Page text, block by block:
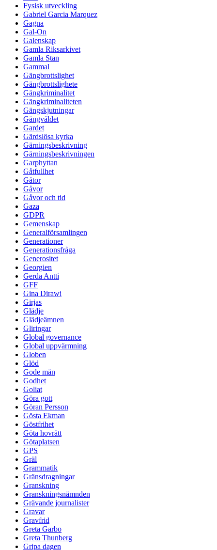
Fysisk utveckling
Gabriel Garcia Marquez
Gagna
Gal-On
Galenskap
Gamla Riksarkivet
Gamla Stan
Gammal
Gängbrottslighet
Gängbrottslighete
Gängkriminalitet
Gängkriminaliteten
Gängskjutningar
Gängvåldet
Gardet
Gärdslösa kyrka
Gärningsbeskrivning
Gärningsbeskrivningen
Garphyttan
Gåtfullhet
Gåtor
Gåvor
Gåvor och tid
Gaza
GDPR
Gemenskap
Generalförsamlingen
Generationer
Generationsfråga
Generositet
Georgien
Gerda Antti
GFF
Gina Dirawi
Girjas
Glädje
Glädjeämnen
Gliringar
Global governance
Global uppvärmning
Globen
Glöd
Gode män
Godhet
Goliat
Göra gott
Göran Persson
Gösta Ekman
Göstfrihet
Göta hovrätt
Götaplatsen
GPS
Gräl
Grammatik
Gränsdragningar
Granskning
Granskningsnämnden
Grävande journalister
Gravar
Gravfrid
Greta Garbo
Greta Thunberg
Gripa dagen